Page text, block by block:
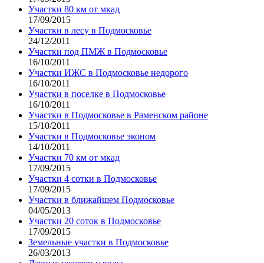
Участки 80 км от мкад
17/09/2015
Участки в лесу в Подмосковье
24/12/2011
Участки под ПМЖ в Подмосковье
16/10/2011
Участки ИЖС в Подмосковье недорого
16/10/2011
Участки в поселке в Подмосковье
16/10/2011
Участки в Подмосковье в Раменском районе
15/10/2011
Участки в Подмосковье эконом
14/10/2011
Участки 70 км от мкад
17/09/2015
Участки 4 сотки в Подмосковье
17/09/2015
Участки в ближайшем Подмосковье
04/05/2013
Участки 20 соток в Подмосковье
17/09/2015
Земельные участки в Подмосковье
26/03/2013